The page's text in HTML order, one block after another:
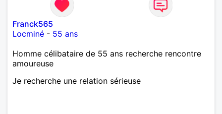
Franck565
Locminé - 55 ans
Homme célibataire de 55 ans recherche rencontre
amoureuse
Je recherche une relation sérieuse